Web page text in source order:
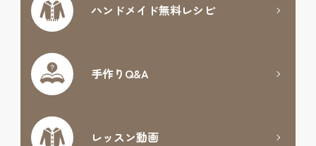
ハンドメイド無料レシピ
手作りQ&A
レッスン動画